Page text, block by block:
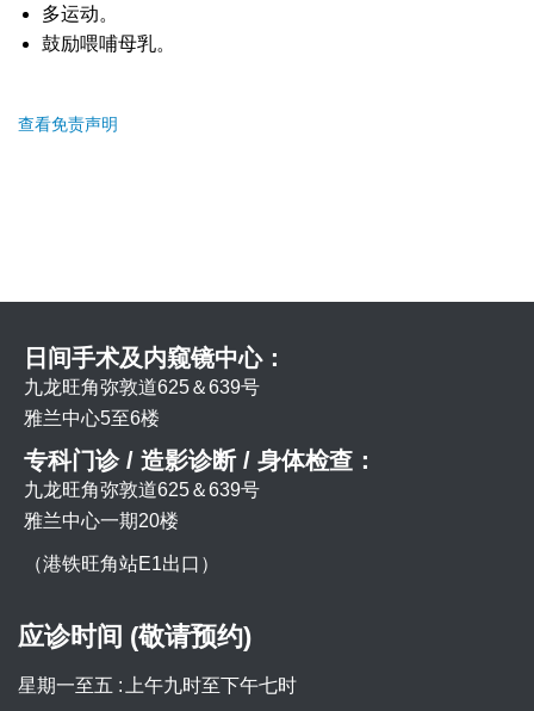
多运动。
鼓励喂哺母乳。
查看免责声明
日间手术及内窥镜中心：
九龙旺角弥敦道625＆639号
雅兰中心5至6楼
专科门诊 / 造影诊断 / 身体检查：
九龙旺角弥敦道625＆639号
雅兰中心一期20楼
（港铁旺角站E1出口）
应诊时间 (敬请预约)
星期一至五 : 上午九时至下午七时